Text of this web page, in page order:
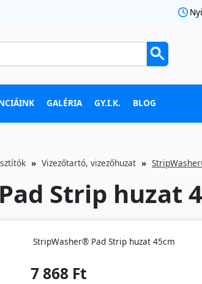
GALÉRIA GY.I.K. BLOG
Vizezőtartó, vizezőhuzat
Strip huzat
StripWasher® Pad Strip huzat 45cm
7 868 Ft